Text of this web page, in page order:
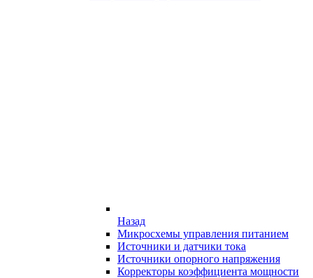
Назад
Микросхемы управления питанием
Источники и датчики тока
Источники опорного напряжения
Корректоры коэффициента мощности